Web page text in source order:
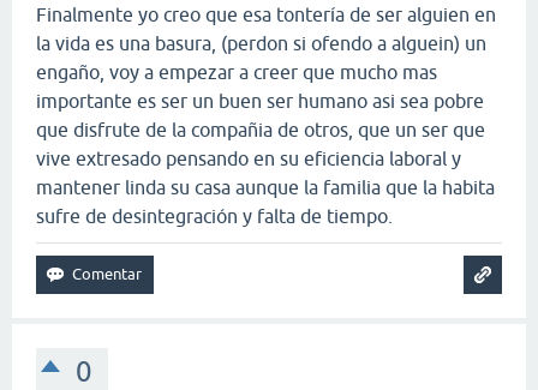
Finalmente yo creo que esa tontería de ser alguien en
la vida es una basura, (perdon si ofendo a alguein) un
engaño, voy a empezar a creer que mucho mas
importante es ser un buen ser humano asi sea pobre
que disfrute de la compañia de otros, que un ser que
vive extresado pensando en su eficiencia laboral y
mantener linda su casa aunque la familia que la habita
sufre de desintegración y falta de tiempo.
0